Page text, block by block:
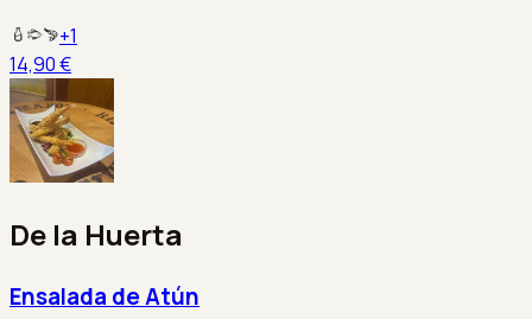
+1
14,90 €
De la Huerta
Ensalada de Atún